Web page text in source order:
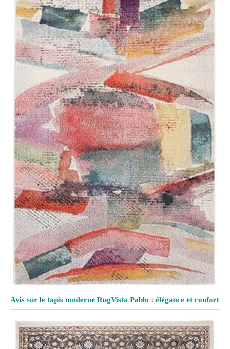
Avis sur le tapis moderne RugVista Pablo : élégance et confort